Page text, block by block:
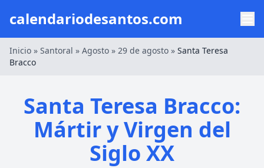
calendariodesantos.com
Inicio » Santoral » Agosto » 29 de agosto » Santa Teresa
Bracco
Santa Teresa Bracco:
Mártir y Virgen del
Siglo XX